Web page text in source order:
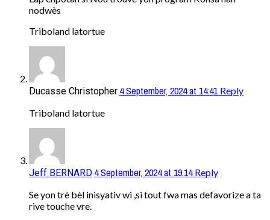
nodwès
Triboland latortue
Ducasse Christopher 4 September, 2024 at 14:41 Reply
Triboland latortue
Jeff BERNARD 4 September, 2024 at 19:14 Reply
Se yon trè bèl inisyativ wi ,si tout fwa mas defavorize a ta
rive touche vre.